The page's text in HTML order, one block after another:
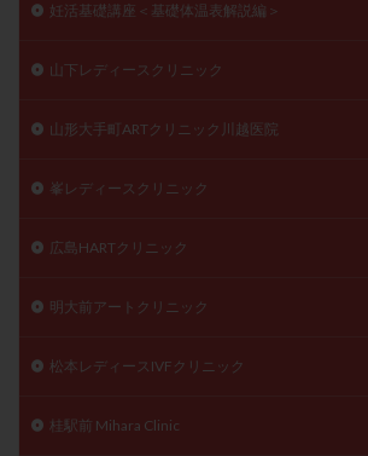
妊活基礎講座＜基礎体温表解説編＞
山下レディースクリニック
山形大手町ARTクリニック川越医院
峯レディースクリニック
広島HARTクリニック
明大前アートクリニック
松本レディースIVFクリニック
桂駅前 Mihara Clinic